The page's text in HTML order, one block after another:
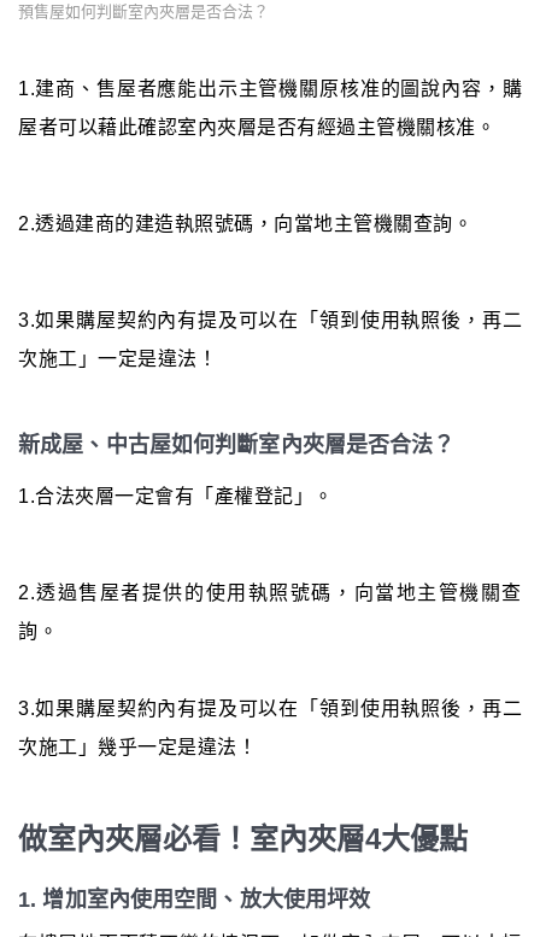
預售屋如何判斷室內夾層是否合法？
1.建商、售屋者應能出示主管機關原核准的圖說內容，購
屋者可以藉此確認室內夾層是否有經過主管機關核准。
2.透過建商的建造執照號碼，向當地主管機關查詢。
3.如果購屋契約內有提及可以在「領到使用執照後，再二
次施工」一定是違法！
新成屋、中古屋如何判斷室內夾層是否合法？
1.合法夾層一定會有「產權登記」。
2.透過售屋者提供的使用執照號碼，向當地主管機關查
詢。
3.如果購屋契約內有提及可以在「領到使用執照後，再二
次施工」幾乎一定是違法！
做室內夾層必看！室內夾層4大優點
1. 增加室內使用空間、放大使用坪效